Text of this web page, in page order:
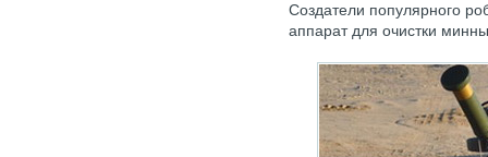
Создатели популярного
аппарат для очистки